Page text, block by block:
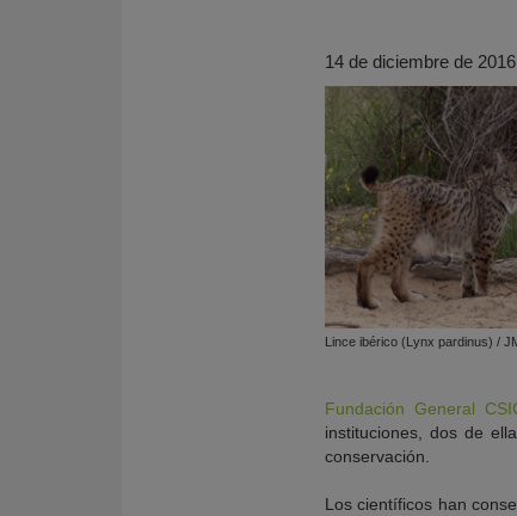
14 de diciembre de 2016
Lince ibérico (Lynx pardinus) /
Fundación General
instituciones, dos de
conservación.
Los científicos han